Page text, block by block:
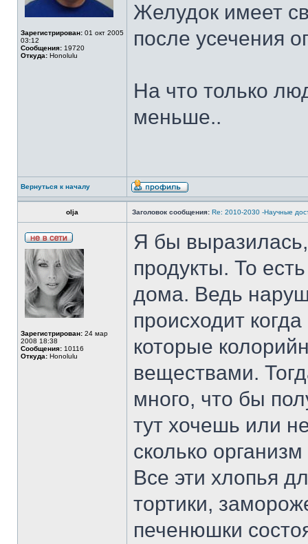
Зарегистрирован: 01 окт 2005
03:12
Сообщения: 19720
Откуда: Honolulu
Желудок имеет
после усечения
На что только
меньше..
Вернуться к началу
olja Заголовок сообщения: Re: 2010-2030 -Научные
Зарегистрирован: 24 мар
2008 18:38
Сообщения: 10116
Откуда: Honolulu
Я бы
продукты. То
дома. Ведь
происходит
которые
веществами.
много, что бы
тут хочешь или
сколько
Все эти хлопья
тортики,
печенюшки